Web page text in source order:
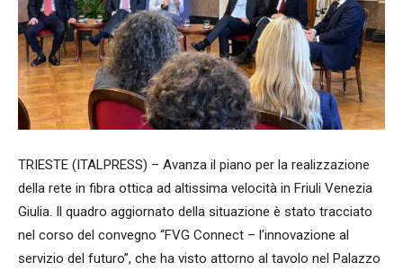
TRIESTE (ITALPRESS) – Avanza il piano per la realizzazione
della rete in fibra ottica ad altissima velocità in Friuli Venezia
Giulia. Il quadro aggiornato della situazione è stato tracciato
nel corso del convegno “FVG Connect – l’innovazione al
servizio del futuro”, che ha visto attorno al tavolo nel Palazzo